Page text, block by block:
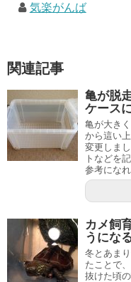
気楽がんば
関連記事
亀が脱
ケース
亀が大き
から這い
変更しま
トなどを
参考にな
カメ飼
うにな
冬とあま
たことで
抜けた頃